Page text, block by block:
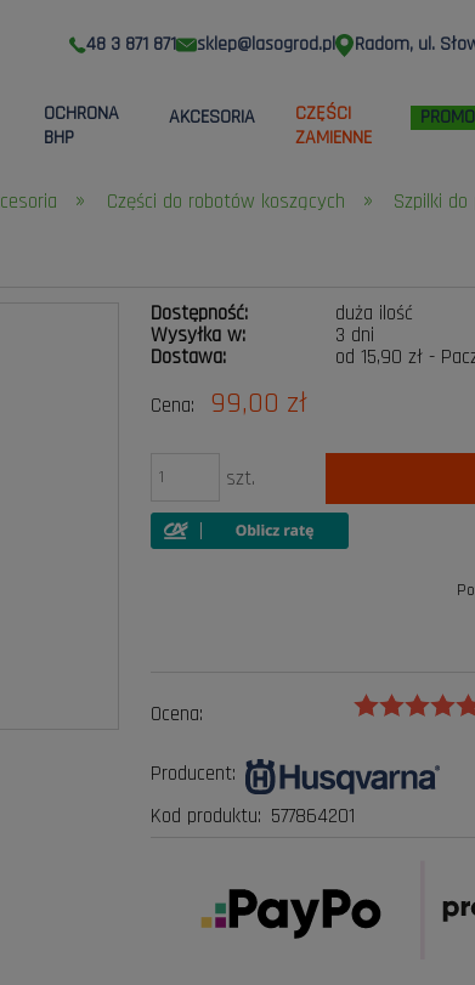
48 3 871 871 sklep@lasogrod.pl Radom, ul.
OCHRONA
BHP
AKCESORIA
CZĘŚCI
ZAMIENNE
» Części do robotów koszących » Szpilki
Dostępność:
duża ilość
Wysyłka w:
3 dni
Dostawa:
od 15,90 zł -
Cena nie zawiera
Cena: 99,00 zł
szt.
Ocena:
Producent:
Kod produktu: 577864201